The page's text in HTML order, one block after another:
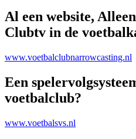
Al een website, Alleen
Clubtv in de
www.voetbalclubnarrowcasting.nl
Een
voetbalclub?
www.voetbalsvs.nl